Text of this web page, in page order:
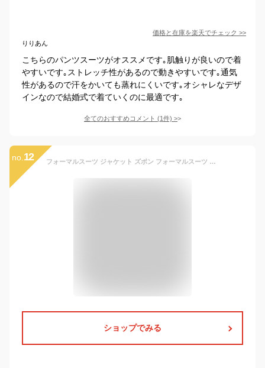
価格と在庫を楽天でチェック >>
りりあん
こちらのパンツスーツがオススメです｡肌触りが良いので着
やすいです｡ストレッチ性があるので動きやすいです｡通気
性があるので汗をかいても蒸れにくいです｡オシャレなデザ
インなので結婚式で着ていくのに最適です｡
全てのおすすめコメント (1件) >
no. 12 フォーマルスーツ ジャケット ズボン フォーマルスーツ 女の子 男の子 スーツ キッズ 子供上下セット ジュニア 入学式 入園式 卒業式 七五三 結婚式 発表会 誕生日 記念日 お受験 学院風 黒 ピアノ 冠婚葬祭 パンツセット 小学生 中学生 春秋
ショップでみる